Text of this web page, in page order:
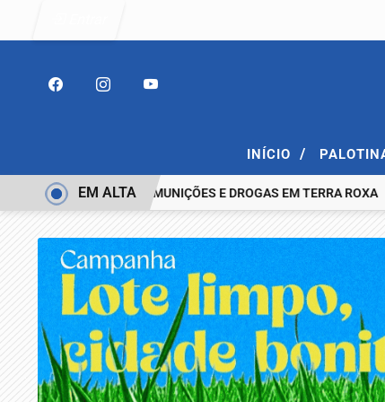
INÍCIO /
ESPINGARDA, MUNIÇÕES E DROGAS EM TERRA ROXA
EM ALTA